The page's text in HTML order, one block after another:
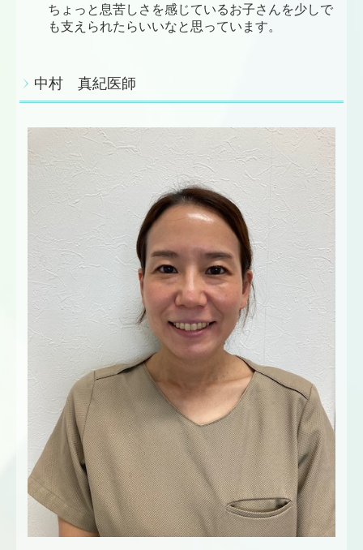
ちょっと息苦しさを感じているお子さんを少しで
も支えられたらいいなと思っています。
中村 真紀医師